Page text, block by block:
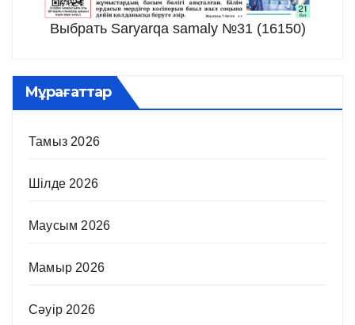
Выбрать Saryarqa samaly №31 (16150)
Мұрағаттар
Тамыз 2026
Шілде 2026
Маусым 2026
Мамыр 2026
Сәуір 2026